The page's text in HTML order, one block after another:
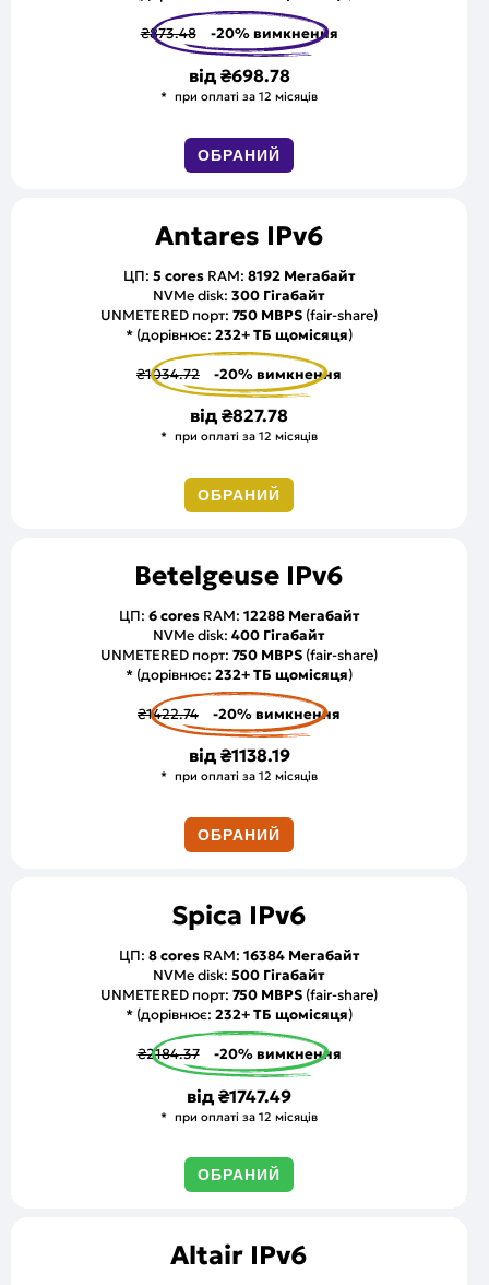
₴873.48 -20% вимкнення
від ₴698.78
при оплаті за 12 місяців
ОБРАНИЙ
Antares IPv6
ЦП: 5 coresRAM: 8192 Мегабайт
NVMe disk: 300 Гігабайт
UNMETERED порт: 750 MBPS (fair-share)
* (дорівнює: 232+ ТБ щомісяця)
₴1034.72 -20% вимкнення
від ₴827.78
при оплаті за 12 місяців
ОБРАНИЙ
Betelgeuse IPv6
ЦП: 6 coresRAM: 12288 Мегабайт
NVMe disk: 400 Гігабайт
UNMETERED порт: 750 MBPS (fair-share)
* (дорівнює: 232+ ТБ щомісяця)
₴1422.74 -20% вимкнення
від ₴1138.19
при оплаті за 12 місяців
ОБРАНИЙ
Spica IPv6
ЦП: 8 coresRAM: 16384 Мегабайт
NVMe disk: 500 Гігабайт
UNMETERED порт: 750 MBPS (fair-share)
* (дорівнює: 232+ ТБ щомісяця)
₴2184.37 -20% вимкнення
від ₴1747.49
при оплаті за 12 місяців
ОБРАНИЙ
Altair IPv6